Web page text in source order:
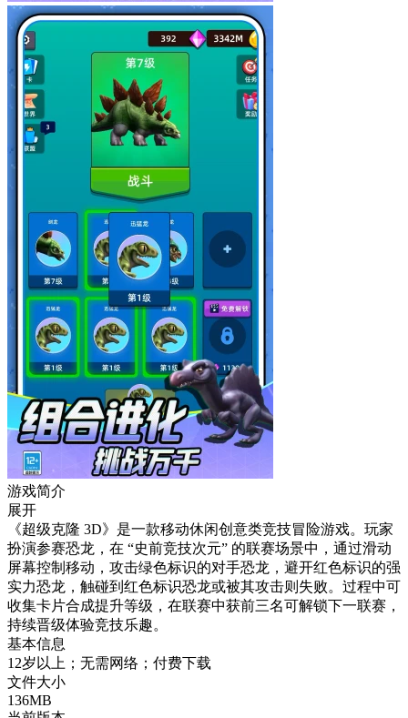
游戏简介
展开
《超级克隆 3D》是一款移动休闲创意类竞技冒险游戏。玩家
扮演参赛恐龙，在 “史前竞技次元” 的联赛场景中，通过滑动
屏幕控制移动，攻击绿色标识的对手恐龙，避开红色标识的强
实力恐龙，触碰到红色标识恐龙或被其攻击则失败。过程中可
收集卡片合成提升等级，在联赛中获前三名可解锁下一联赛，
持续晋级体验竞技乐趣。
基本信息
12岁以上；无需网络；付费下载
文件大小
136MB